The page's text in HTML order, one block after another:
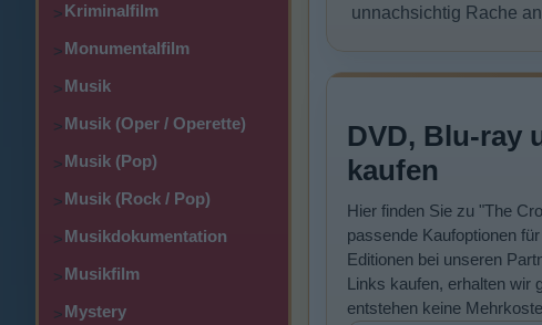
>Kriminalfilm
>Monumentalfilm
>Musik
>Musik (Oper / Operette)
>Musik (Pop)
>Musik (Rock / Pop)
>Musikdokumentation
>Musikfilm
>Mystery
unnachsichtig Rache
DVD, Blu-ray
kaufen
Hier finden Sie zu "The
passende Kaufoptionen
Editionen bei unseren
Links kaufen, erhalten wir
entstehen keine